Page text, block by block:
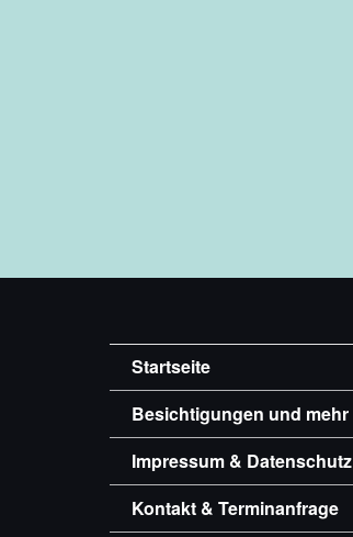
Startseite
Besichtigungen und mehr
Impressum & Datenschutz
Kontakt & Terminanfrage